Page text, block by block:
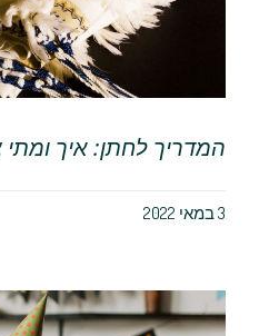
המדריך לחתן: איך ומתי